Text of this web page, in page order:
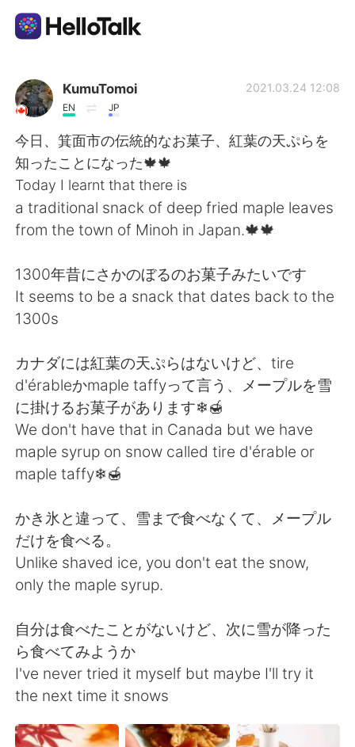
Language Exchange App
AI Grammar Checker
English
简体中文 繁體中文
Español العربية
Français
日本語 한국어
Русский ไทย
Indonesia Italiano
Türkçe
Português
KumuTomoi
EN JP
2021.03.24 12:08
今日、箕面市の伝統的なお菓子、紅葉の天ぷらを
知ったことになった🍁🍁
Today I learnt that there is
a traditional snack of deep fried maple leaves
from the town of Minoh in Japan.🍁🍁
1300年昔にさかのぼるのお菓子みたいです
It seems to be a snack that dates back to the
1300s
カナダには紅葉の天ぷらはないけど、tire
d'érableかmaple taffyって言う、メープルを雪
に掛けるお菓子があります❄🍯
We don't have that in Canada but we have
maple syrup on snow called tire d'érable or
maple taffy❄🍯
かき氷と違って、雪まで食べなくて、メープル
だけを食べる。
Unlike shaved ice, you don't eat the snow,
only the maple syrup.
自分は食べたことがないけど、次に雪が降った
ら食べてみようか
I've never tried it myself but maybe I'll try it
the next time it snows